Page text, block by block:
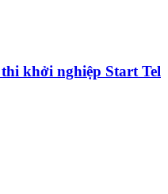
khởi nghiệp Start Tel